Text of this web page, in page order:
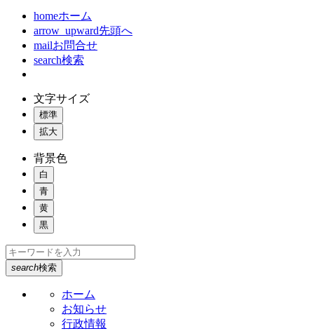
homeホーム
arrow_upward先頭へ
mailお問合せ
search検索
文字サイズ
標準
拡大
背景色
白
青
黄
黒
search検索
ホーム
お知らせ
行政情報